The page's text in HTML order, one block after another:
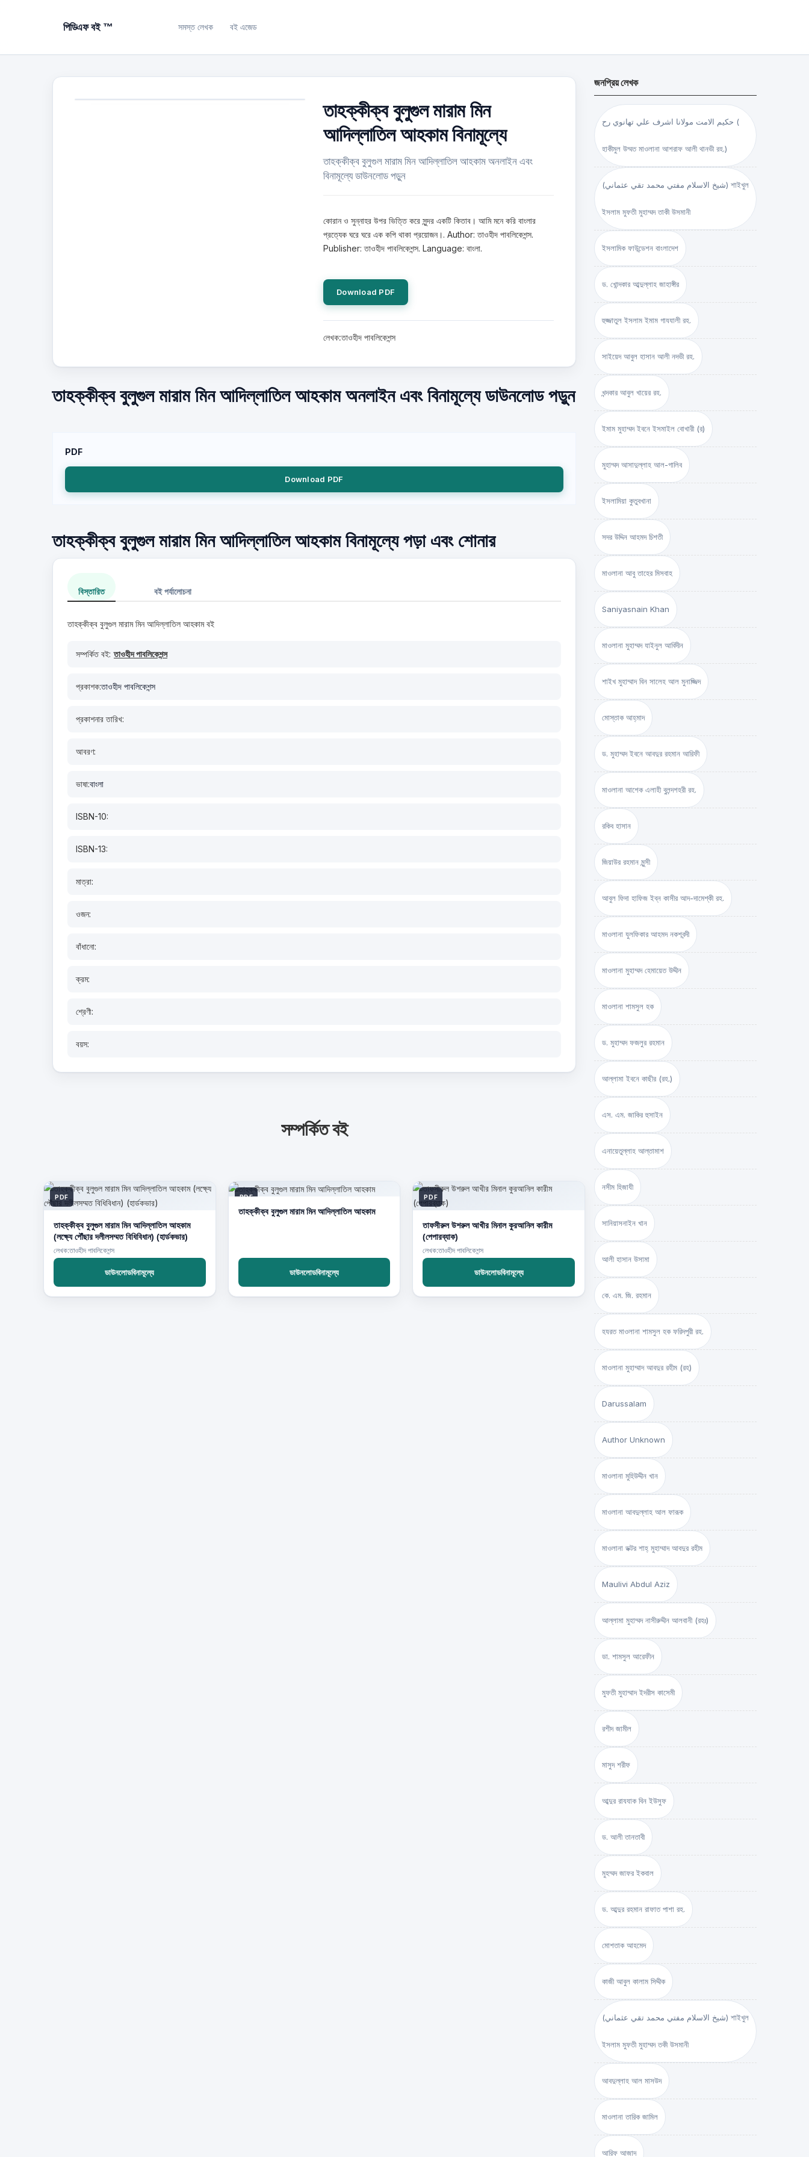
পিডিএফ বই ™ সমস্ত লেখক বই এজেড
তাহক্কীক্ব বুলুগুল মারাম মিন
আদিল্লাতিল আহকাম বিনামূল্যে
তাহক্কীক্ব বুলুগুল মারাম মিন আদিল্লাতিল আহকাম অনলাইন এবং
বিনামূল্যে ডাউনলোড পড়ুন
কোরান ও সুন্নাহর উপর ভিত্তি করে সুন্দর একটি কিতাব। আমি মনে করি বাংলার
প্রত্যেক ঘরে ঘরে এক কপি থাকা প্রয়োজন।. Author: তাওহীদ পাবলিকেশন্স.
Publisher: তাওহীদ পাবলিকেশন্স. Language: বাংলা.
Download PDF
লেখক:তাওহীদ পাবলিকেশন্স
তাহক্কীক্ব বুলুগুল মারাম মিন আদিল্লাতিল আহকাম অনলাইন এবং বিনামূল্যে ডাউনলোড পড়ুন
PDF
Download PDF
তাহক্কীক্ব বুলুগুল মারাম মিন আদিল্লাতিল আহকাম বিনামূল্যে পড়া এবং শোনার
বিস্তারিত বই পর্যালোচনা
তাহক্কীক্ব বুলুগুল মারাম মিন আদিল্লাতিল আহকাম বই
সম্পর্কিত বই: তাওহীদ পাবলিকেশন্স
প্রকাশক:তাওহীদ পাবলিকেশন্স
প্রকাশনার তারিখ:
আবরণ:
ভাষা:বাংলা
ISBN-10:
ISBN-13:
মাত্রা:
ওজন:
বাঁধানো:
ক্রম:
শ্রেণী:
বয়স:
সম্পর্কিত বই
PDF
তাহক্কীক্ব বুলুগুল মারাম মিন আদিল্লাতিল আহকাম
(লক্ষ্যে পৌঁছার দলীলসম্মত বিধিবিধান) (হার্ডকভার)
লেখক:তাওহীদ পাবলিকেশন্স
ডাউনলোডবিনামূল্যে
PDF
তাহক্কীক্ব বুলুগুল মারাম মিন আদিল্লাতিল আহকাম
ডাউনলোডবিনামূল্যে
PDF
তাফসীরুল উশরুল আখীর মিনাল কুরআনিল কারীম
(পেপারব্যাক)
লেখক:তাওহীদ পাবলিকেশন্স
ডাউনলোডবিনামূল্যে
জনপ্রিয় লেখক
حكيم الامت مولانا اشرف علي تهانوي رح (
হাকীমুল উম্মত মাওলানা আশরাফ আলী থানভী রহ.)
(شيخ الاسلام مفتي محمد تقي عثماني) শাইখুল
ইসলাম মুফতী মুহাম্মদ তাকী উসমানী
ইসলামিক ফাউন্ডেশন বাংলাদেশ
ড. খোন্দকার আব্দুল্লাহ জাহাঙ্গীর
হুজ্জাতুল ইসলাম ইমাম গাযযালী রহ.
সাইয়েদ আবুল হাসান আলী নদভী রহ.
খন্দকার আবুল খায়ের রহ.
ইমাম মুহাম্মদ ইবনে ইসমাইল বোখারী (র)
মুহাম্মদ আসাদুল্লাহ আল-গালিব
ইসলামিয়া কুতুবখানা
সদর উদ্দিন আহমদ চিশতী
মাওলানা আবু তাহের মিসবাহ
Saniyasnain Khan
মাওলানা মুহাম্মদ যাইনুল আবিদীন
শাইখ মুহাম্মাদ বিন সালেহ আল মুনাজ্জিদ
মোস্তাক আহ্‌মাদ
ড. মুহাম্মদ ইবনে আবদুর রহমান আরিফী
মাওলানা আশেক এলাহী বুলন্দশহরী রহ.
রকিব হাসান
জিয়াউর রহমান মুন্সী
আবুল ফিদা হাফিজ ইব্‌ন কাসীর আদ-দামেশ্‌কী রহ.
মাওলানা যুলফিকার আহমদ নকশবন্দী
মাওলানা মুহাম্মদ হেমায়েত উদ্দীন
মাওলানা শামসুল হক
ড. মুহাম্মদ ফজলুর রহমান
আল্লামা ইবনে কাছীর (রহ.)
এস. এম. জাকির হুসাইন
এনায়েতুল্লাহ আল্‌তামাশ
নসীম হিজাযী
সানিয়াসনাইন খান
আলী হাসান উসামা
কে. এম. জি. রহমান
হযরত মাওলানা শামসুল হক ফরিদপুরী রহ.
মাওলানা মুহাম্মাদ আবদুর রহীম (রহ)
Darussalam
Author Unknown
মাওলানা মুহিউদ্দীন খান
মাওলানা আবদুল্লাহ আল ফারূক
মাওলানা ডক্টর শাহ্‌ মুহাম্মাদ আবদুর রহীম
Maulivi Abdul Aziz
আল্লামা মুহাম্মদ নাসীরুদ্দীন আলবানী (রহঃ)
ডা. শামসুল আরেফীন
মুফতী মুহাম্মাদ ইদরীস কাসেমী
রশীদ জামীল
মাসুদ শরীফ
আব্দুর রাযযাক বিন ইউসুফ
ড. আলী তানতাবী
মুহম্মদ জাফর ইকবাল
ড. আব্দুর রহমান রাফাত পাশা রহ.
মোশতাক আহমেদ
কাজী আবুল কালাম সিদ্দীক
(شيخ الاسلام مفتي محمد تقي عثماني) শাইখুল
ইসলাম মুফতী মুহাম্মদ তকী উসমানী
আবদুল্লাহ আল মাসউদ
মাওলানা তারিক জামিল
আরিফ আজাদ